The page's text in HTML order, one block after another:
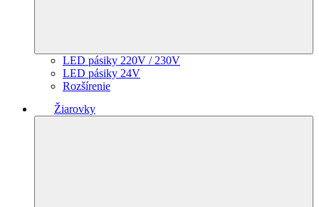
LED pásiky 220V / 230V
LED pásiky 24V
Rozšírenie
Žiarovky